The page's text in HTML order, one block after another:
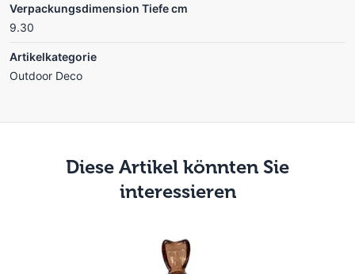
Verpackungsdimension Tiefe cm
9.30
Artikelkategorie
Outdoor Deco
Diese Artikel könnten Sie
interessieren